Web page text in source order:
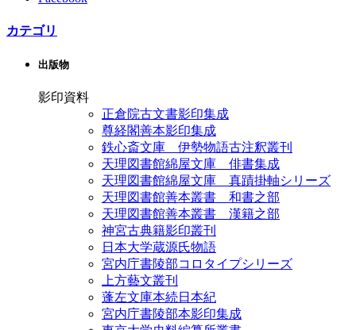
カテゴリ
出版物
影印資料
正倉院古文書影印集成
尊経閣善本影印集成
鉄心斎文庫 伊勢物語古注釈叢刊
天理図書館綿屋文庫 俳書集成
天理図書館綿屋文庫 真蹟掛軸シリーズ
天理図書館善本叢書 和書之部
天理図書館善本叢書 漢籍之部
神宮古典籍影印叢刊
日本大学蔵源氏物語
宮内庁書陵部コロタイプシリーズ
上方藝文叢刊
蓬左文庫本続日本紀
宮内庁書陵部本影印集成